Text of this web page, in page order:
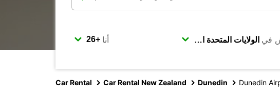
أنا في
Car Rental Car Rental New Zealand Dunedin Dunedin